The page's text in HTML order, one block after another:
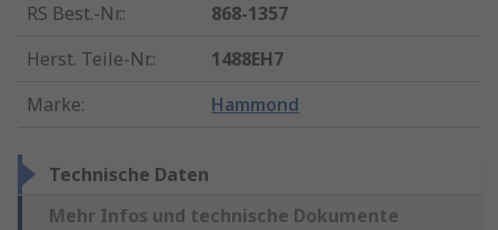
RS Best.-Nr.:
868-1357
Herst. Teile-Nr.:
1488EH7
Marke: Hammond
Technische Daten
Mehr Infos und technische Dokumente